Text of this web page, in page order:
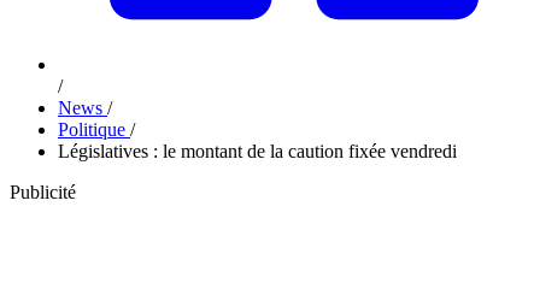
/
News /
Politique /
Législatives : le montant de la caution fixée vendredi
Publicité